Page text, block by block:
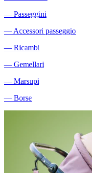
― Passeggini
― Accessori passeggio
― Ricambi
― Gemellari
― Marsupi
― Borse